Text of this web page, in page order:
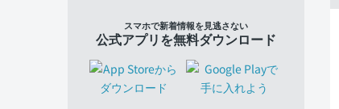
スマホで新着情報を見逃さない
公式アプリを無料ダウンロード